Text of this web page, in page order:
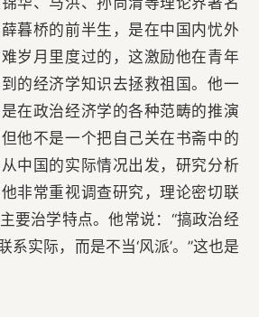
暮桥的前半生，是在中国内忧外
岁月里度过的，这激励他在青年
的经济学知识去拯救祖国。他一
在政治经济学的各种范畴的推演
他不是一个把自己关在书斋中的
中国的实际情况出发，研究分析
非常重视调查研究，理论密切联
要治学特点。他常说：“搞政治经
系实际，而是不当‘风派’。”这也是